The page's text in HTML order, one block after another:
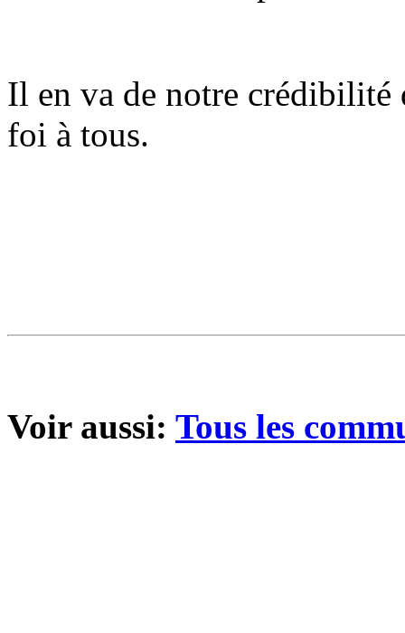
Il en va de notre crédibilité
foi à tous.
Voir aussi: Tous les